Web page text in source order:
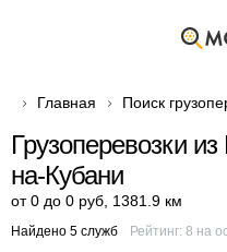
Главная Поиск
Грузоперевозки
на-Кубани
от 0 до 0 руб 1381.9 км
Найдено 5 служб Рейтинг: 8 на